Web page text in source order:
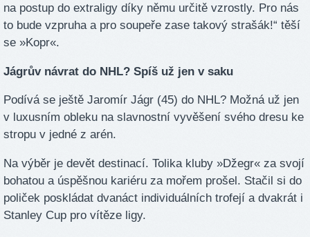
na postup do extraligy díky němu určitě vzrostly. Pro nás
to bude vzpruha a pro soupeře zase takový strašák!“ těší
se »Kopr«.
Jágrův návrat do NHL? Spíš už jen v saku
Podívá se ještě Jaromír Jágr (45) do NHL? Možná už jen
v luxusním obleku na slavnostní vyvěšení svého dresu ke
stropu v jedné z arén.
Na výběr je devět destinací. Tolika kluby »Džegr« za svojí
bohatou a úspěšnou kariéru za mořem prošel. Stačil si do
poliček poskládat dvanáct individuálních trofejí a dvakrát i
Stanley Cup pro vítěze ligy.